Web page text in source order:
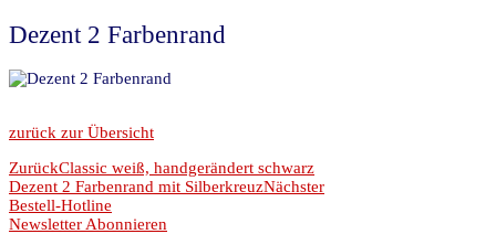
Dezent 2 Farbenrand
zurück zur Übersicht
ZurückClassic weiß, handgerändert schwarz
Dezent 2 Farbenrand mit SilberkreuzNächster
Bestell-Hotline
Newsletter Abonnieren